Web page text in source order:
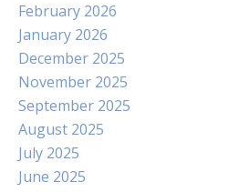
February 2026
January 2026
December 2025
November 2025
September 2025
August 2025
July 2025
June 2025